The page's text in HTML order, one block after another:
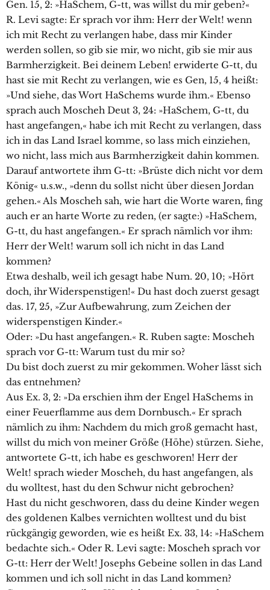
Gen. 15, 2: »HaSchem, G-tt, was willst du mir geben?«
R. Levi sagte: Er sprach vor ihm: Herr der Welt! wenn
ich mit Recht zu verlangen habe, dass mir Kinder
werden sollen, so gib sie mir, wo nicht, gib sie mir aus
Barmherzigkeit. Bei deinem Leben! erwiderte G-tt, du
hast sie mit Recht zu verlangen, wie es Gen, 15, 4 heißt:
»Und siehe, das Wort HaSchems wurde ihm.« Ebenso
sprach auch Moscheh Deut 3, 24: »HaSchem, G-tt, du
hast angefangen,« habe ich mit Recht zu verlangen, dass
ich in das Land Israel komme, so lass mich einziehen,
wo nicht, lass mich aus Barmherzigkeit dahin kommen.
Darauf antwortete ihm G-tt: »Brüste dich nicht vor dem
König« u.s.w., »denn du sollst nicht über diesen Jordan
gehen.« Als Moscheh sah, wie hart die Worte waren, fing
auch er an harte Worte zu reden, (er sagte:) »HaSchem,
G-tt, du hast angefangen.« Er sprach nämlich vor ihm:
Herr der Welt! warum soll ich nicht in das Land
kommen?
Etwa deshalb, weil ich gesagt habe Num. 20, 10; »Hört
doch, ihr Widerspenstigen!« Du hast doch zuerst gesagt
das. 17, 25, »Zur Aufbewahrung, zum Zeichen der
widerspenstigen Kinder.«
Oder: »Du hast angefangen.« R. Ruben sagte: Moscheh
sprach vor G-tt: Warum tust du mir so?
Du bist doch zuerst zu mir gekommen. Woher lässt sich
das entnehmen?
Aus Ex. 3, 2: »Da erschien ihm der Engel HaSchems in
einer Feuerflamme aus dem Dornbusch.« Er sprach
nämlich zu ihm: Nachdem du mich groß gemacht hast,
willst du mich von meiner Größe (Höhe) stürzen. Siehe,
antwortete G-tt, ich habe es geschworen! Herr der
Welt! sprach wieder Moscheh, du hast angefangen, als
du wolltest, hast du den Schwur nicht gebrochen?
Hast du nicht geschworen, dass du deine Kinder wegen
des goldenen Kalbes vernichten wolltest und du bist
rückgängig geworden, wie es heißt Ex. 33, 14: »HaSchem
bedachte sich.« Oder R. Levi sagte: Moscheh sprach vor
G-tt: Herr der Welt! Josephs Gebeine sollen in das Land
kommen und ich soll nicht in das Land kommen?